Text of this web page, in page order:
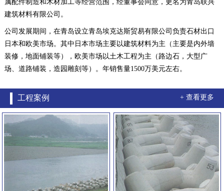
属配件制造和木材加工等经营范围，经董事会同意，更名为青岛联兴
建筑材料有限公司。
公司发展期间，在青岛设立青岛埃克达斯贸易有限公司负责石材出口
日本和欧美市场。其中日本市场主要以建筑材料为主（主要是内外墙
装修，地面铺装等），欧美市场以土木工程为主（路边石，大型广
场、道路铺装，造园雕刻等）。年销售量1500万美元左右。
+ 查看更多
工程案例